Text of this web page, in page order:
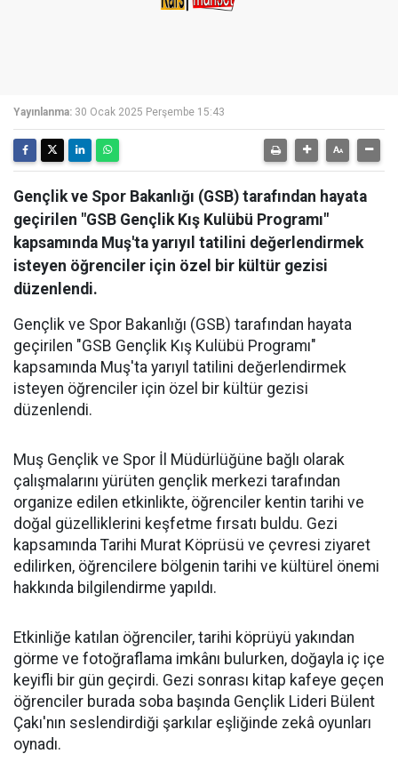
Yayınlanma: 30 Ocak 2025 Perşembe 15:43
Gençlik ve Spor Bakanlığı (GSB) tarafından hayata
geçirilen "GSB Gençlik Kış Kulübü Programı"
kapsamında Muş'ta yarıyıl tatilini değerlendirmek
isteyen öğrenciler için özel bir kültür gezisi
düzenlendi.
Gençlik ve Spor Bakanlığı (GSB) tarafından hayata
geçirilen "GSB Gençlik Kış Kulübü Programı"
kapsamında Muş'ta yarıyıl tatilini değerlendirmek
isteyen öğrenciler için özel bir kültür gezisi
düzenlendi.
Muş Gençlik ve Spor İl Müdürlüğüne bağlı olarak
çalışmalarını yürüten gençlik merkezi tarafından
organize edilen etkinlikte, öğrenciler kentin tarihi ve
doğal güzelliklerini keşfetme fırsatı buldu. Gezi
kapsamında Tarihi Murat Köprüsü ve çevresi ziyaret
edilirken, öğrencilere bölgenin tarihi ve kültürel önemi
hakkında bilgilendirme yapıldı.
Etkinliğe katılan öğrenciler, tarihi köprüyü yakından
görme ve fotoğraflama imkânı bulurken, doğayla iç içe
keyifli bir gün geçirdi. Gezi sonrası kitap kafeye geçen
öğrenciler burada soba başında Gençlik Lideri Bülent
Çakı'nın seslendirdiği şarkılar eşliğinde zekâ oyunları
oynadı.